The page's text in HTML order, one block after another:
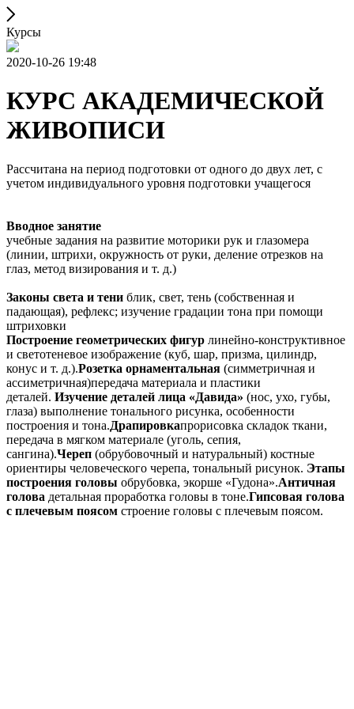
Курсы
2020-10-26 19:48
КУРС АКАДЕМИЧЕСКОЙ
ЖИВОПИСИ
Рассчитана на период подготовки от одного до двух лет, с
учетом индивидуального уровня подготовки учащегося
Вводное занятие
учебные задания на развитие моторики рук и глазомера
(линии, штрихи, окружность от руки, деление отрезков на
глаз, метод визирования и т. д.)
Законы света и тени блик, свет, тень (собственная и
падающая), рефлекс; изучение градации тона при помощи
штриховки
Построение геометрических фигур линейно-конструктивное
и светотеневое изображение (куб, шар, призма, цилиндр,
конус и т. д.).Розетка орнаментальная (симметричная и
ассиметричная)передача материала и пластики
деталей. Изучение деталей лица «Давида» (нос, ухо, губы,
глаза) выполнение тонального рисунка, особенности
построения и тона.Драпировкапрорисовка складок ткани,
передача в мягком материале (уголь, сепия,
сангина).Череп (обрубовочный и натуральный) костные
ориентиры человеческого черепа, тональный рисунок. Этапы
построения головы обрубовка, экорше «Гудона».Античная
голова детальная проработка головы в тоне.Гипсовая голова
с плечевым поясом строение головы с плечевым поясом.